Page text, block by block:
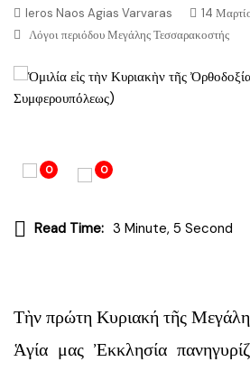
Ieros Naos Agias Varvaras 14
Λόγοι περιόδου Μεγάλης Τεσσαρακοστής
0 0
Read Time: 3 Minute, 5 Second
Τὴν πρώτη Κυριακή τῆς
Ἁγία μας Ἐκκλησία